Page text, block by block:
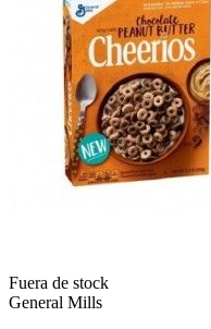
Fuera de stock
General Mills